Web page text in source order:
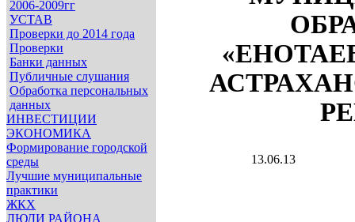
2006-2009гг
УСТАВ
Проверки до 2014 года
Проверки
Банки данных
Публичные слушания
Обработка персональных
данных
ИНВЕСТИЦИИ
ЭКОНОМИКА
Формирование городской
среды
Лучшие муниципальные
практики
ЖКХ
ЛЮДИ РАЙОНА
13.06.13